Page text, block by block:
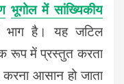
भूगोल में सांख्यिकीय
भाग है। यह जटिल
रूप में प्रस्तुत करता
आसान हो जाता